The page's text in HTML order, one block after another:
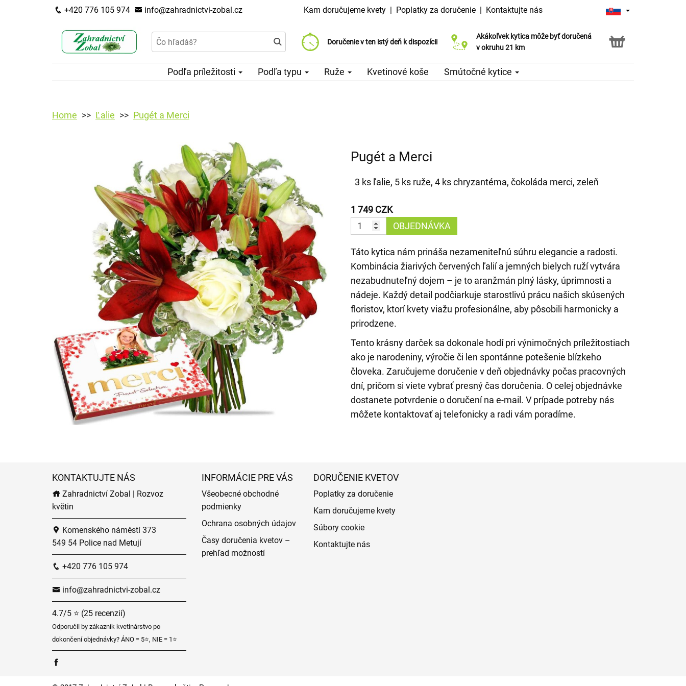
+420 776 105 974 info@zahradnictvi-zobal.cz Kam doručujeme kvety | Poplatky za doručenie | Kontaktujte nás
Doručenie v ten istý deň k dispozícii
Poplatok za doručenie od 99 CZK
Vyberte si dátum doručenia
Akákoľvek kytica môže byť doručená
v okruhu 21 km
Služba Click & Collect
Podľa príležitosti Podľa typu Ruže Kvetinové koše Smútočné kytice
Home Ľalie Pugét a Merci
Pugét a Merci
3 ks ľalie, 5 ks ruže, 4 ks chryzantéma, čokoláda merci, zeleň
1 749 CZK
OBJEDNÁVKA
Táto kytica nám prináša nezameniteľnú súhru elegancie a radosti.
Kombinácia žiarivých červených ľalií a jemných bielych ruží vytvára
nezabudnuteľný dojem – je to aranžmán plný lásky, úprimnosti a
nádeje. Každý detail podčiarkuje starostlivú prácu našich skúsených
floristov, ktorí kvety viažu profesionálne, aby pôsobili harmonicky a
prirodzene.
Tento krásny darček sa dokonale hodí pri výnimočných príležitostiach
ako je narodeniny, výročie či len spontánne potešenie blízkeho
človeka. Zaručujeme doručenie v deň objednávky počas pracovných
dní, pričom si viete vybrať presný čas doručenia. O celej objednávke
dostanete potvrdenie o doručení na e-mail. V prípade potreby nás
môžete kontaktovať aj telefonicky a radi vám poradíme.
KONTAKTUJTE NÁS
Zahradnictví Zobal | Rozvoz
květin
Komenského náměstí 373
549 54 Police nad Metují
+420 776 105 974
info@zahradnictvi-zobal.cz
4.7/5 ⭐ (25 recenzií)
Odporučil by zákazník kvetinárstvo po
dokončení objednávky? ÁNO = 5⭐, NIE = 1⭐
INFORMÁCIE PRE VÁS
Všeobecné obchodné
podmienky
Ochrana osobných údajov
Časy doručenia kvetov –
prehľad možností
DORUČENIE KVETOV
Poplatky za doručenie
Kam doručujeme kvety
Súbory cookie
Kontaktujte nás